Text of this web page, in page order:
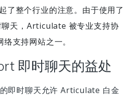
了整个行业的注意。由于使用了
天，Articulate 被专业支持协
支持网站之一。
即时聊天的益处
即时聊天允许 Articulate 白金